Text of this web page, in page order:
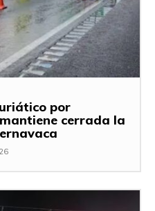
por
cerrada la